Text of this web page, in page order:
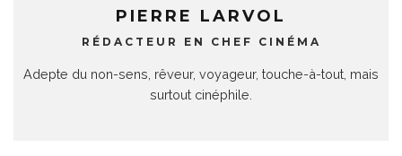
PIERRE LARVOL
RÉDACTEUR EN CHEF CINÉMA
Adepte du non-sens, rêveur, voyageur, touche-à-tout, mais
surtout cinéphile.